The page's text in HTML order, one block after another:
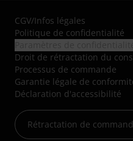
CGV/Infos légales
Politique de confidentialité
Droit de rétractation du
Processus de commande
Garantie légale de
Déclaration d'accessibilité
Rétractation de